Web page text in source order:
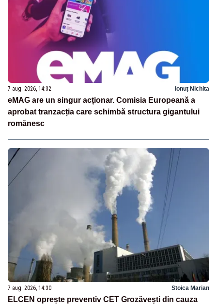
7 aug. 2026, 14:32 Ionuț Nichita
eMAG are un singur acționar. Comisia Europeană a
aprobat tranzacția care schimbă structura gigantului
românesc
7 aug. 2026, 14:30 Stoica Marian
ELCEN oprește preventiv CET Grozăvești din cauza